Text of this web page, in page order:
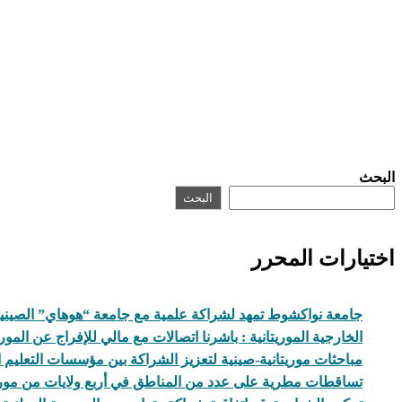
البحث
البحث
اختيارات المحرر
جامعة نواكشوط تمهد لشراكة علمية مع جامعة “هوهاي”
الخارجية الموريتانية : باشرنا اتصالات مع مالي للإفراج عن
مباحثات موريتانية-صينية لتعزيز الشراكة بين مؤسسات التعليم
تساقطات مطرية على عدد من المناطق في أربع ولايات من